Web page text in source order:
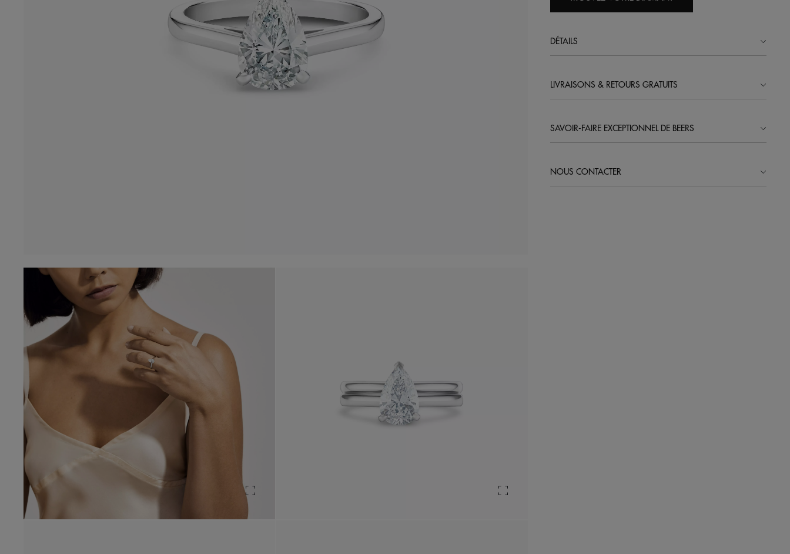
DÉTAILS
LIVRAISONS & RETOURS GRATUITS
SAVOIR-FAIRE EXCEPTIONNEL DE BEERS
NOUS CONTACTER